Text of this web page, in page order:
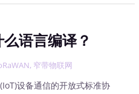
语言编译？
, 窄带物联网
设备通信的开放式标准协